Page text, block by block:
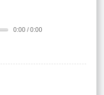
0:00 / 0:00